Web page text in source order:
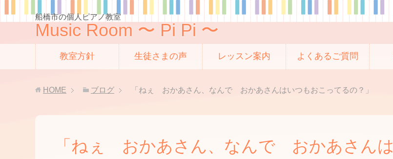
船橋市の個人ピアノ教室
Music Room 〜 Pi Pi 〜
教室方針 生徒さまの声 レッスン案内 よくあるご質問
HOME ブログ 「ねぇ おかあさん、なんで おかあさんはいつもおこってるの？」
「ねぇ おかあさん、なんで おかあさんは